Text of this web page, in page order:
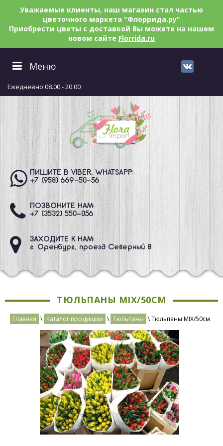
Уважаемые клиенты, наш магазин стал частью
цветочного маркета "Флоррида.ру"
Приобрести цветы с доставкой Вы можете на нашем
новом сайте Florrida.ru
Меню
Ежедневно 08.00 - 20.00
ПИШИТЕ В VIBER, WHATSAPP:
+7 (958) 669-50-56
ПОЗВОНИТЕ НАМ:
+7 (3532) 550-056
ЗАХОДИТЕ К НАМ:
г. Оренбург, проезд Северный 8
ТЮЛЬПАНЫ MIX/50СМ
Главная \ Каталог продукции \ Тюльпаны \ Тюльпаны MIX/50см